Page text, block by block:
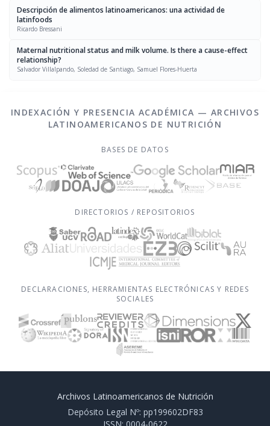
Descripción de alimentos latinoamericanos: una actividad de
latinfoods
Ricardo Bressani
Maternal nutritional status and milk volume. Is there a cause-effect
relationship?
Salvador Villalpando, Soledad de Santiago, Samuel Flores-Huerta
INDEXACIÓN Y PRESENCIA ACADÉMICA — ARCHIVOS
LATINOAMERICANOS DE NUTRICIÓN
BASES DE DATOS
DIRECTORIOS / REPOSITORIOS
DECLARACIONES, HERRAMIENTAS ELECTRÓNICAS Y REDES
SOCIALES
Archivos Latinoamericanos de Nutrición
Depósito Legal Nº: pp199602DF83